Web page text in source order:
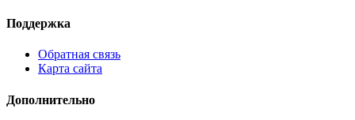
Поддержка
Обратная связь
Карта сайта
Дополнительно